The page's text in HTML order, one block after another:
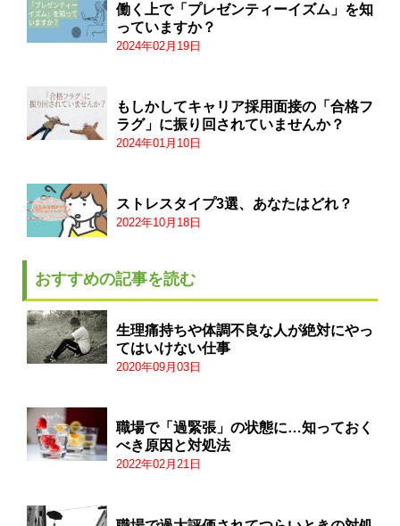
働く上で「プレゼンティーイズム」を知
っていますか？
2024年02月19日
もしかしてキャリア採用面接の「合格フ
ラグ」に振り回されていませんか？
2024年01月10日
ストレスタイプ3選、あなたはどれ？
2022年10月18日
おすすめの記事を読む
生理痛持ちや体調不良な人が絶対にやっ
てはいけない仕事
2020年09月03日
職場で「過緊張」の状態に…知っておく
べき原因と対処法
2022年02月21日